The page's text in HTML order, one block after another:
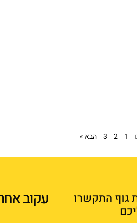
1
2
3 הבא »
גוף התקשרו
עקוב